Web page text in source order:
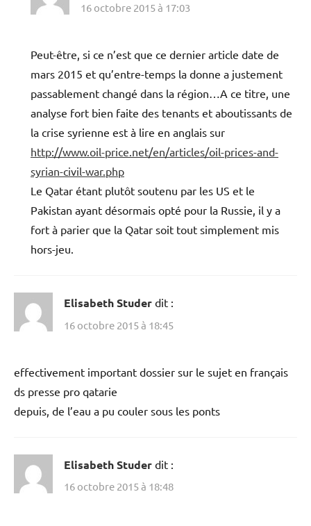
16 octobre 2015 à 17:03
Peut-être, si ce n’est que ce dernier article date de
mars 2015 et qu’entre-temps la donne a justement
passablement changé dans la région…A ce titre, une
analyse fort bien faite des tenants et aboutissants de
la crise syrienne est à lire en anglais sur
http://www.oil-price.net/en/articles/oil-prices-and-
syrian-civil-war.php
Le Qatar étant plutôt soutenu par les US et le
Pakistan ayant désormais opté pour la Russie, il y a
fort à parier que la Qatar soit tout simplement mis
hors-jeu.
Elisabeth Studer dit :
16 octobre 2015 à 18:45
effectivement important dossier sur le sujet en français
ds presse pro qatarie
depuis, de l’eau a pu couler sous les ponts
Elisabeth Studer dit :
16 octobre 2015 à 18:48